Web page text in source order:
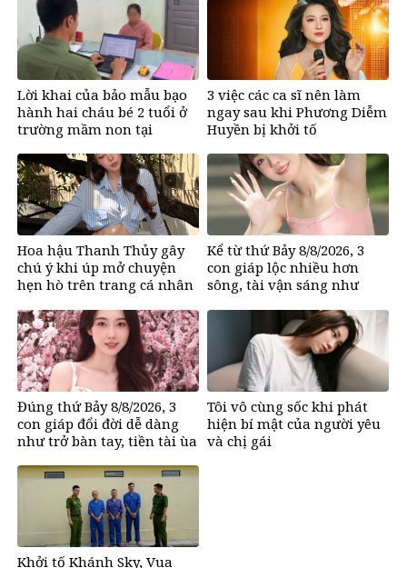
Lời khai của bảo mẫu bạo
hành hai cháu bé 2 tuổi ở
trường mầm non tại
3 việc các ca sĩ nên làm
ngay sau khi Phương Diễm
Huyền bị khởi tố
Hoa hậu Thanh Thủy gây
chú ý khi úp mở chuyện
hẹn hò trên trang cá nhân
Kể từ thứ Bảy 8/8/2026, 3
con giáp lộc nhiều hơn
sông, tài vận sáng như
Đúng thứ Bảy 8/8/2026, 3
con giáp đổi đời dễ dàng
như trở bàn tay, tiền tài ùa
đến
Tôi vô cùng sốc khi phát
hiện bí mật của người yêu
và chị gái
Khởi tố Khánh Sky, Vua